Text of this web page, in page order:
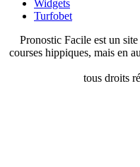
Widgets
Turfobet
Pronostic Facile est un
courses hippiques, mais en
tous droits